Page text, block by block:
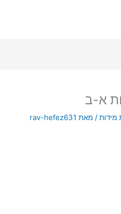
א-ב
/ מאת rav-hefez631